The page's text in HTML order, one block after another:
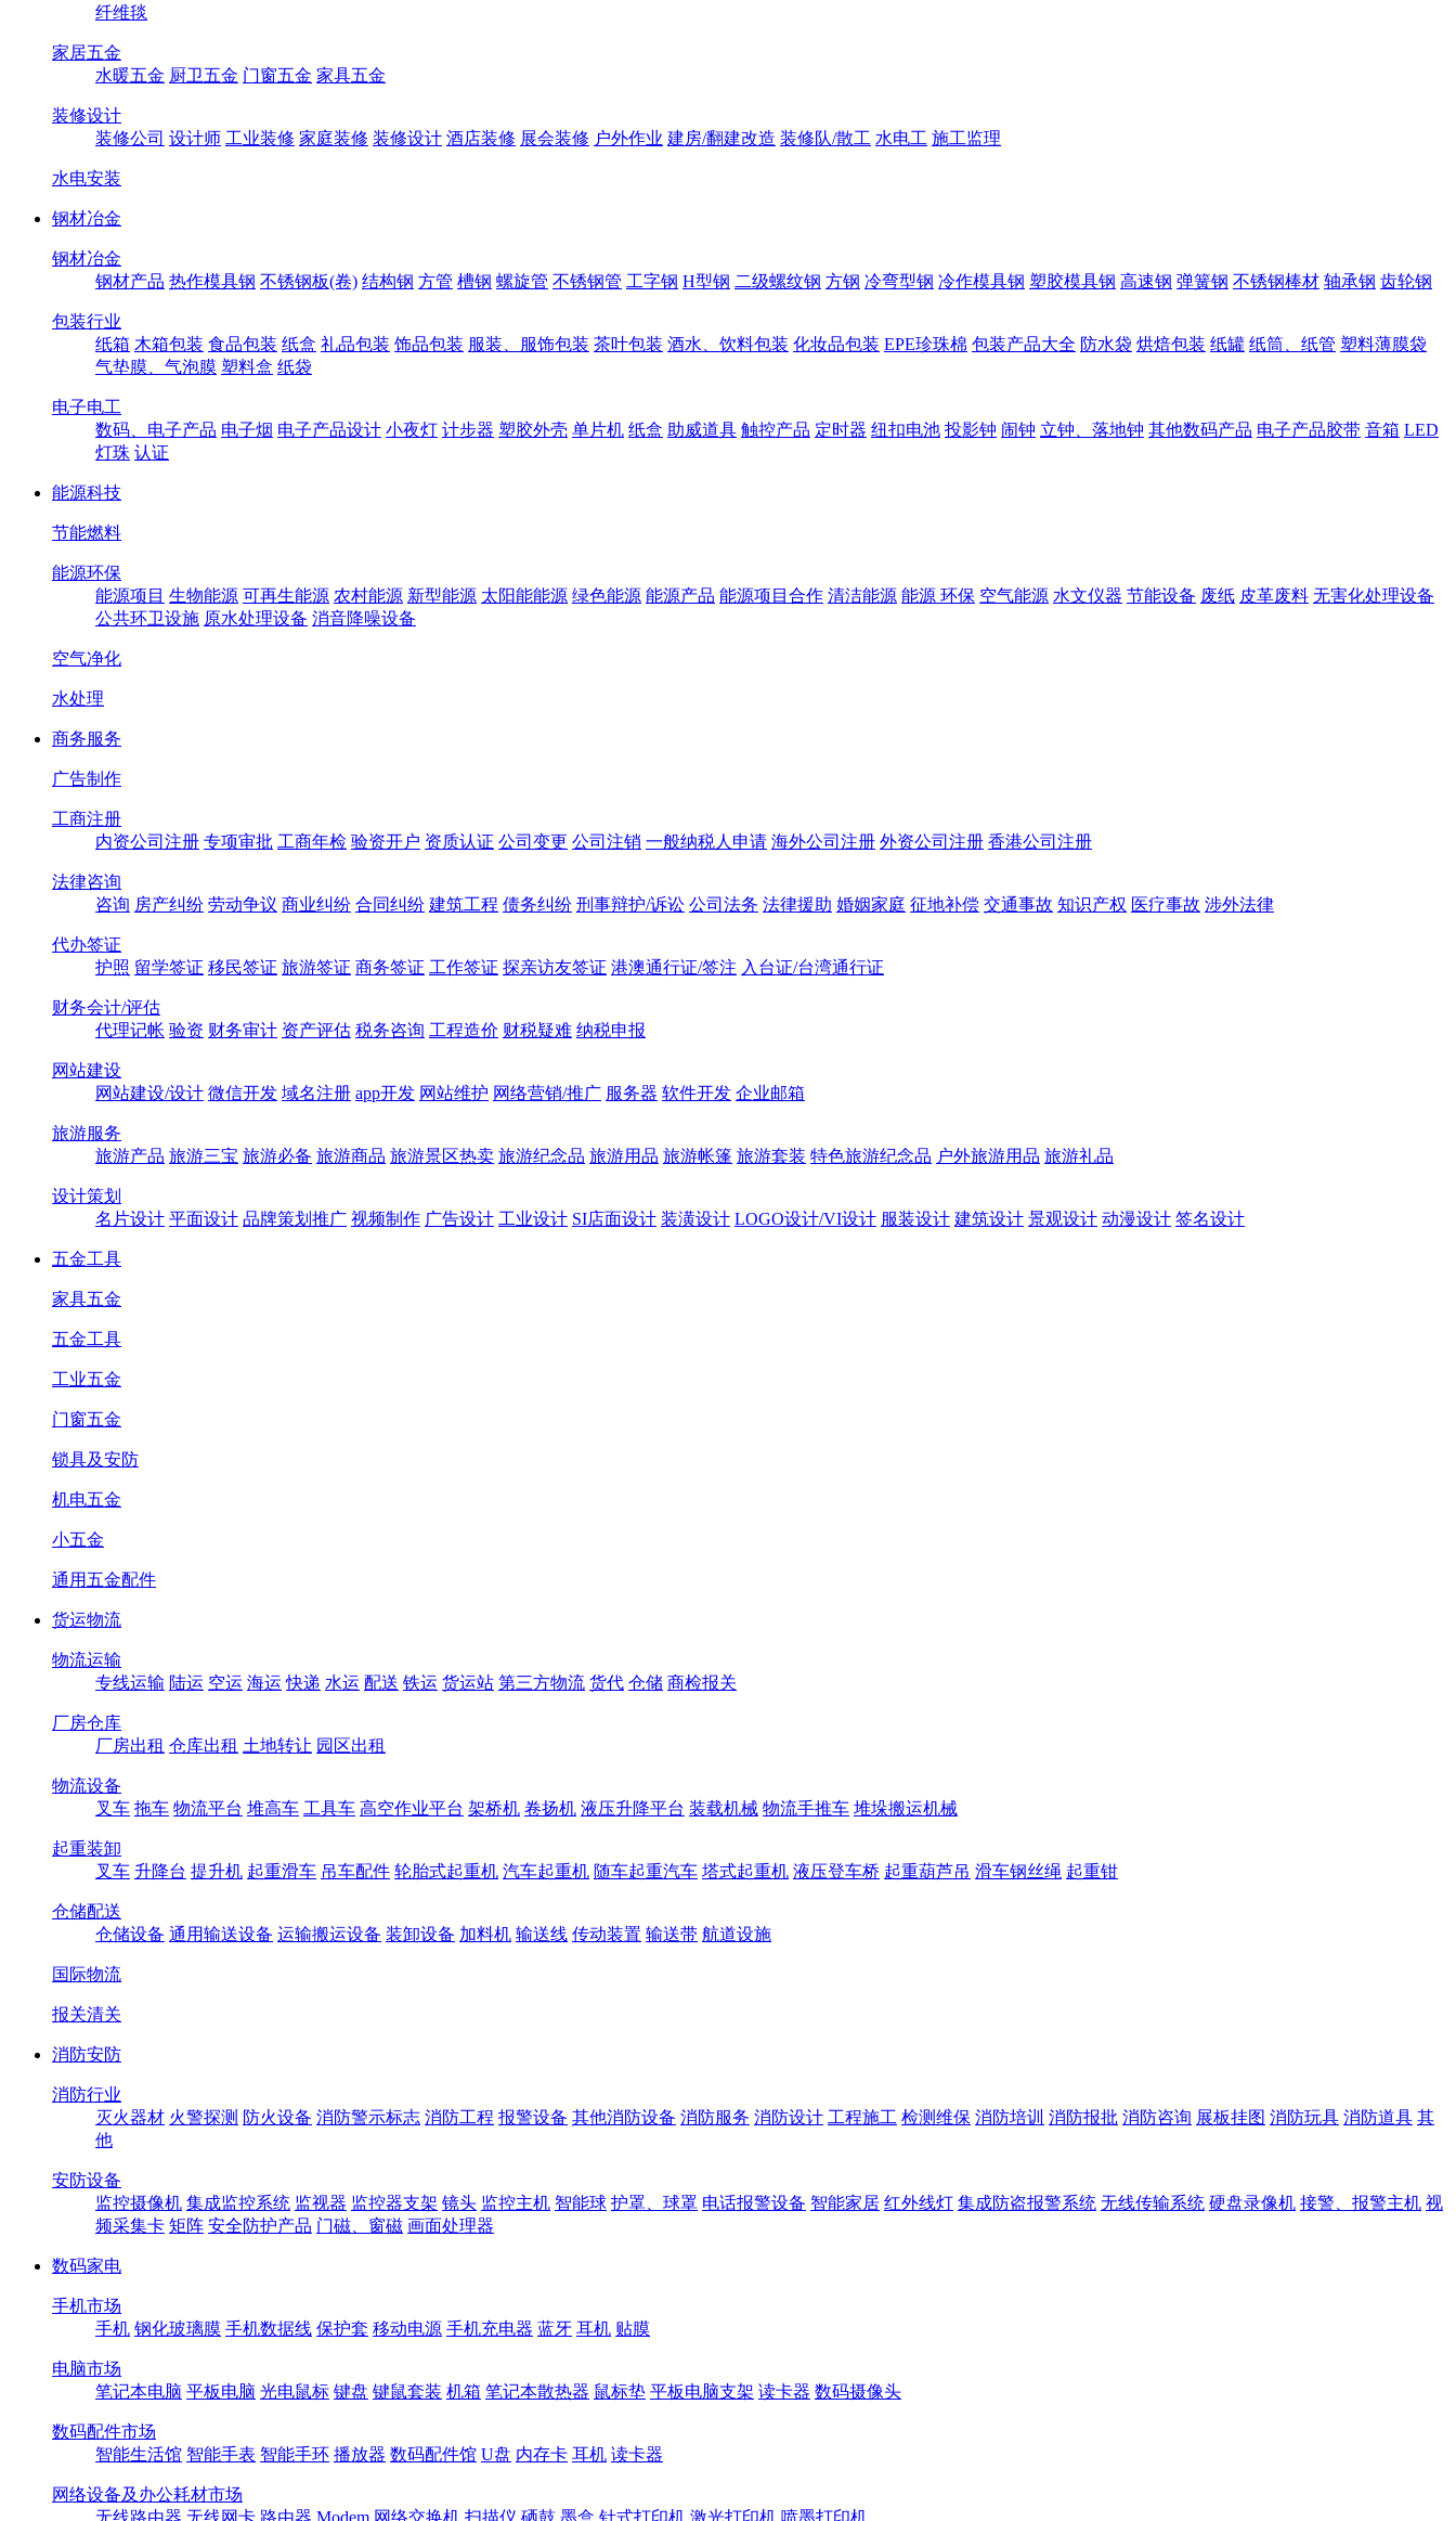
纤维毯
家居五金
水暖五金 厨卫五金 门窗五金 家具五金
装修设计
装修公司 设计师 工业装修 家庭装修 装修设计 酒店装修 展会装修 户外作业 建房/翻建改造 装修队/散工 水电工 施工监理
水电安装
钢材冶金
钢材冶金
钢材产品 热作模具钢 不锈钢板(卷) 结构钢 方管 槽钢 螺旋管 不锈钢管 工字钢 H型钢 二级螺纹钢 方钢 冷弯型钢 冷作模具钢 塑胶模具钢 高速钢 弹簧钢 不锈钢棒材 轴承钢 齿轮钢
包装行业
纸箱 木箱包装 食品包装 纸盒 礼品包装 饰品包装 服装、服饰包装 茶叶包装 酒水、饮料包装 化妆品包装 EPE珍珠棉 包装产品大全 防水袋 烘焙包装 纸罐 纸筒、纸管 塑料薄膜袋
气垫膜、气泡膜 塑料盒 纸袋
电子电工
数码、电子产品 电子烟 电子产品设计 小夜灯 计步器 塑胶外壳 单片机 纸盒 助威道具 触控产品 定时器 纽扣电池 投影钟 闹钟 立钟、落地钟 其他数码产品 电子产品胶带 音箱 LED
灯珠 认证
能源科技
节能燃料
能源环保
能源项目 生物能源 可再生能源 农村能源 新型能源 太阳能能源 绿色能源 能源产品 能源项目合作 清洁能源 能源 环保 空气能源 水文仪器 节能设备 废纸 皮革废料 无害化处理设备
公共环卫设施 原水处理设备 消音降噪设备
空气净化
水处理
商务服务
广告制作
工商注册
内资公司注册 专项审批 工商年检 验资开户 资质认证 公司变更 公司注销 一般纳税人申请 海外公司注册 外资公司注册 香港公司注册
法律咨询
咨询 房产纠纷 劳动争议 商业纠纷 合同纠纷 建筑工程 债务纠纷 刑事辩护/诉讼 公司法务 法律援助 婚姻家庭 征地补偿 交通事故 知识产权 医疗事故 涉外法律
代办签证
护照 留学签证 移民签证 旅游签证 商务签证 工作签证 探亲访友签证 港澳通行证/签注 入台证/台湾通行证
财务会计/评估
代理记帐 验资 财务审计 资产评估 税务咨询 工程造价 财税疑难 纳税申报
网站建设
网站建设/设计 微信开发 域名注册 app开发 网站维护 网络营销/推广 服务器 软件开发 企业邮箱
旅游服务
旅游产品 旅游三宝 旅游必备 旅游商品 旅游景区热卖 旅游纪念品 旅游用品 旅游帐篷 旅游套装 特色旅游纪念品 户外旅游用品 旅游礼品
设计策划
名片设计 平面设计 品牌策划推广 视频制作 广告设计 工业设计 SI店面设计 装潢设计 LOGO设计/VI设计 服装设计 建筑设计 景观设计 动漫设计 签名设计
五金工具
家具五金
五金工具
工业五金
门窗五金
锁具及安防
机电五金
小五金
通用五金配件
货运物流
物流运输
专线运输 陆运 空运 海运 快递 水运 配送 铁运 货运站 第三方物流 货代 仓储 商检报关
厂房仓库
厂房出租 仓库出租 土地转让 园区出租
物流设备
叉车 拖车 物流平台 堆高车 工具车 高空作业平台 架桥机 卷扬机 液压升降平台 装载机械 物流手推车 堆垛搬运机械
起重装卸
叉车 升降台 提升机 起重滑车 吊车配件 轮胎式起重机 汽车起重机 随车起重汽车 塔式起重机 液压登车桥 起重葫芦吊 滑车钢丝绳 起重钳
仓储配送
仓储设备 通用输送设备 运输搬运设备 装卸设备 加料机 输送线 传动装置 输送带 航道设施
国际物流
报关清关
消防安防
消防行业
灭火器材 火警探测 防火设备 消防警示标志 消防工程 报警设备 其他消防设备 消防服务 消防设计 工程施工 检测维保 消防培训 消防报批 消防咨询 展板挂图 消防玩具 消防道具 其
他
安防设备
监控摄像机 集成监控系统 监视器 监控器支架 镜头 监控主机 智能球 护罩、球罩 电话报警设备 智能家居 红外线灯 集成防盗报警系统 无线传输系统 硬盘录像机 接警、报警主机 视
频采集卡 矩阵 安全防护产品 门磁、窗磁 画面处理器
数码家电
手机市场
手机 钢化玻璃膜 手机数据线 保护套 移动电源 手机充电器 蓝牙 耳机 贴膜
电脑市场
笔记本电脑 平板电脑 光电鼠标 键盘 键鼠套装 机箱 笔记本散热器 鼠标垫 平板电脑支架 读卡器 数码摄像头
数码配件市场
智能生活馆 智能手表 智能手环 播放器 数码配件馆 U盘 内存卡 耳机 读卡器
网络设备及办公耗材市场
无线路由器 无线网卡 路由器 Modem 网络交换机 扫描仪 硒鼓 墨盒 针式打印机 激光打印机 喷墨打印机